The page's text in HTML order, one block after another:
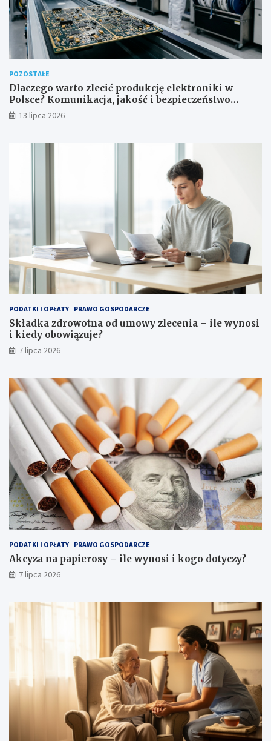
POZOSTAŁE
Dlaczego warto zlecić produkcję elektroniki w
Polsce? Komunikacja, jakość i bezpieczeństwo
dostaw
13 lipca 2026
PODATKI I OPŁATY PRAWO GOSPODARCZE
Składka zdrowotna od umowy zlecenia – ile wynosi
i kiedy obowiązuje?
7 lipca 2026
PODATKI I OPŁATY PRAWO GOSPODARCZE
Akcyza na papierosy – ile wynosi i kogo dotyczy?
7 lipca 2026